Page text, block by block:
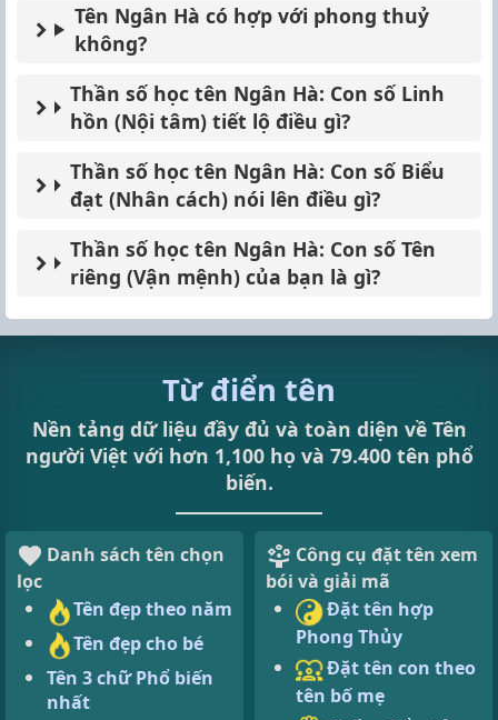
Tên Ngân Hà có hợp với phong thuỷ
không?
Thần số học tên Ngân Hà: Con số Linh
hồn (Nội tâm) tiết lộ điều gì?
Thần số học tên Ngân Hà: Con số Biểu
đạt (Nhân cách) nói lên điều gì?
Thần số học tên Ngân Hà: Con số Tên
riêng (Vận mệnh) của bạn là gì?
Từ điển tên
Nền tảng dữ liệu đầy đủ và toàn diện về Tên
người Việt với hơn 1,100 họ và 79.400 tên phổ
biến.
Danh sách tên chọn
lọc
Tên đẹp theo năm
Tên đẹp cho bé
Tên 3 chữ Phổ biến
nhất
Công cụ đặt tên xem
bói và giải mã
Đặt tên hợp
Phong Thủy
Đặt tên con theo
tên bố mẹ